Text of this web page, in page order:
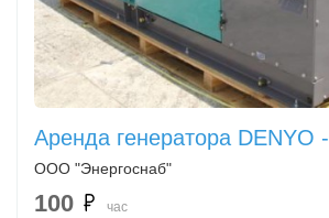
Аренда генератора DENYO -
ООО "Энергоснаб"
100
час